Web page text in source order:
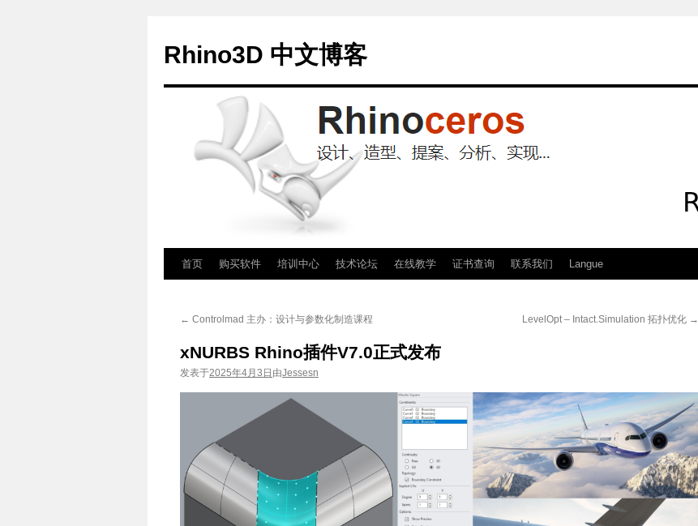
Rhino3D 中文博客
文
首页 购买软件 培训中心 技术论坛 在线教学 证书查询 联系我们 Langue
← Controlmad 主办：设计与参数化制造课程 LevelOpt – Intact.Simulation 拓扑优化 →
xNURBS Rhino插件V7.0正式发布
发表于2025年4月3日 由Jessesn